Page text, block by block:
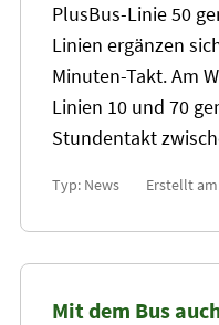
PlusBus-Linie 50
Linien ergänzen
Minuten-Takt. Am
Linien 10 und 70
Stundentakt
Typ: News Erstellt
Mit dem Bus